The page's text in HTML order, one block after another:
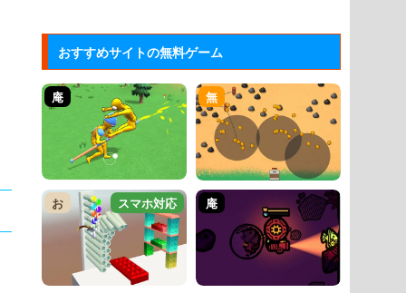
おすすめサイトの無料ゲーム
庵 無
お スマホ対応 庵